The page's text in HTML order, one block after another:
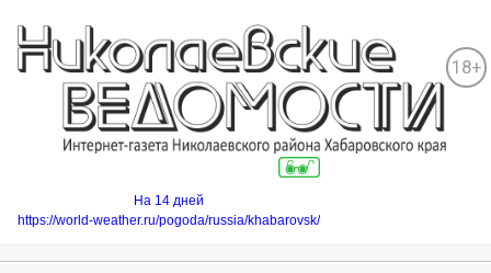
18+
На 14 дней
https://world-weather.ru/pogoda/russia/khabarovsk/